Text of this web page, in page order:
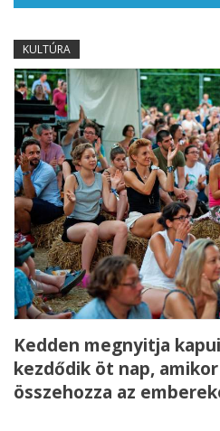
KULTÚRA
Kedden megnyitja
kezdődik öt nap,
összehozza az